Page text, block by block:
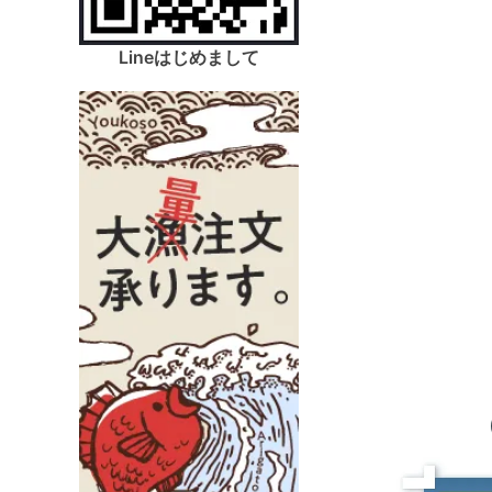
Lineはじめまして